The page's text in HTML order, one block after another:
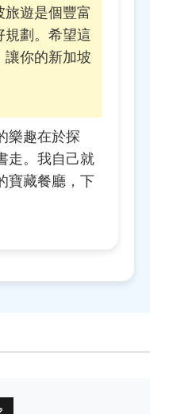
旅遊是個豐富
規劃。希望這
讓你的新加坡
樂趣在於探
走。我自己就
寶藏餐廳，下